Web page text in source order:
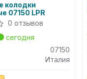
колодки
07150 LPR
0 отзывов
сегодня
07150
Италия